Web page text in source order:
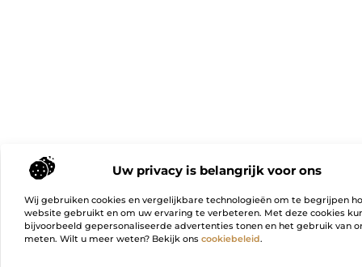
Uw privacy is belangrijk voor ons
Wij gebruiken cookies en vergelijkbare technologieën om te begrijpen
website gebruikt en om uw ervaring te verbeteren. Met deze cookies
bijvoorbeeld gepersonaliseerde advertenties tonen en het gebruik van
meten. Wilt u meer weten? Bekijk ons cookiebeleid.